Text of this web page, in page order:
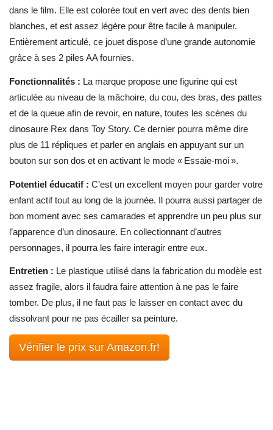
dans le film. Elle est colorée tout en vert avec des dents bien
blanches, et est assez légère pour être facile à manipuler.
Entièrement articulé, ce jouet dispose d’une grande autonomie
grâce à ses 2 piles AA fournies.
Fonctionnalités : La marque propose une figurine qui est
articulée au niveau de la mâchoire, du cou, des bras, des pattes
et de la queue afin de revoir, en nature, toutes les scènes du
dinosaure Rex dans Toy Story. Ce dernier pourra même dire
plus de 11 répliques et parler en anglais en appuyant sur un
bouton sur son dos et en activant le mode « Essaie-moi ».
Potentiel éducatif : C’est un excellent moyen pour garder votre
enfant actif tout au long de la journée. Il pourra aussi partager de
bon moment avec ses camarades et apprendre un peu plus sur
l’apparence d’un dinosaure. En collectionnant d’autres
personnages, il pourra les faire interagir entre eux.
Entretien : Le plastique utilisé dans la fabrication du modèle est
assez fragile, alors il faudra faire attention à ne pas le faire
tomber. De plus, il ne faut pas le laisser en contact avec du
dissolvant pour ne pas écailler sa peinture.
Vérifier le prix sur Amazon.fr!